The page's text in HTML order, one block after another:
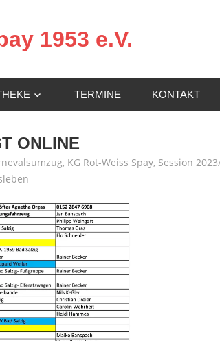
1953 e.V.
TERMINE KONTAKT
ONLINE
, KG Rot-Weiss Spay, Session